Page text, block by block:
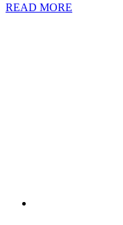
READ MORE